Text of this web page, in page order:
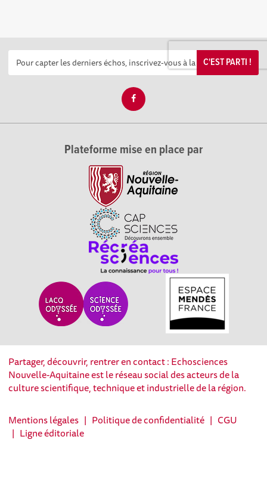
C'EST PARTI !
Plateforme mise en place par
Partager, découvrir, rentrer en contact : Echosciences
Nouvelle-Aquitaine est le réseau social des acteurs de la
culture scientifique, technique et industrielle de la région.
Mentions légales | Politique de confidentialité | CGU
| Ligne éditoriale